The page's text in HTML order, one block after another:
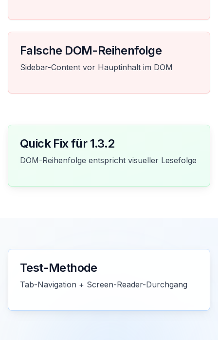
Falsche DOM-Reihenfolge
Sidebar-Content vor Hauptinhalt im DOM
Quick Fix für 1.3.2
DOM-Reihenfolge entspricht visueller Lesefolge
Test-Methode
Tab-Navigation + Screen-Reader-Durchgang